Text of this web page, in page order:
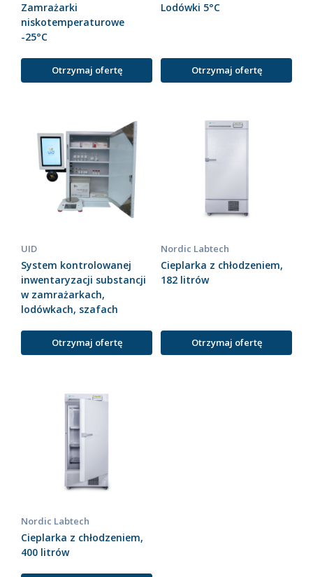
Zamrażarki
niskotemperaturowe
-25°C
Otrzymaj ofertę
Lodówki 5°C
Otrzymaj ofertę
UID
System kontrolowanej
inwentaryzacji substancji
w zamrażarkach,
lodówkach, szafach
Otrzymaj ofertę
Nordic Labtech
Cieplarka z chłodzeniem,
182 litrów
Otrzymaj ofertę
Nordic Labtech
Cieplarka z chłodzeniem,
400 litrów